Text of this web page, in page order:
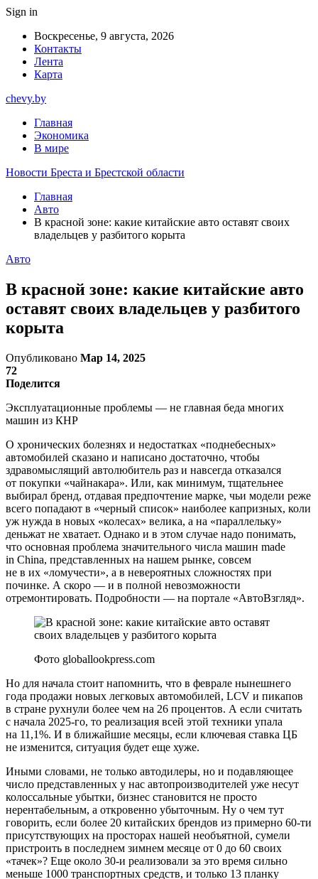
Sign in
Воскресенье, 9 августа, 2026
Контакты
Лента
Карта
chevy.by
Главная
Экономика
В мире
Новости Бреста и Брестской области
Главная
Авто
В красной зоне: какие китайские авто оставят своих
владельцев у разбитого корыта
Авто
В красной зоне: какие китайские авто
оставят своих владельцев у разбитого
корыта
Опубликовано Мар 14, 2025
72
Поделится
Эксплуатационные проблемы — не главная беда многих
машин из КНР
О хронических болезнях и недостатках «поднебесных»
автомобилей сказано и написано достаточно, чтобы
здравомыслящий автолюбитель раз и навсегда отказался
от покупки «чайнакара». Или, как минимум, тщательнее
выбирал бренд, отдавая предпочтение марке, чьи модели реже
всего попадают в «черный список» наиболее капризных, коли
уж нужда в новых «колесах» велика, а на «параллельку»
деньжат не хватает. Однако и в этом случае надо понимать,
что основная проблема значительного числа машин made
in China, представленных на нашем рынке, совсем
не в их «ломучести», а в невероятных сложностях при
починке. А скоро — и в полной невозможности
отремонтировать. Подробности — на портале «АвтоВзгляд».
Фото globallookpress.com
Но для начала стоит напомнить, что в феврале нынешнего
года продажи новых легковых автомобилей, LCV и пикапов
в стране рухнули более чем на 26 процентов. А если считать
с начала 2025-го, то реализация всей этой техники упала
на 11,1%. И в ближайшие месяцы, если ключевая ставка ЦБ
не изменится, ситуация будет еще хуже.
Иными словами, не только автодилеры, но и подавляющее
число представленных у нас автопроизводителей уже несут
колоссальные убытки, бизнес становится не просто
нерентабельным, а откровенно убыточным. Ну о чем тут
говорить, если более 20 китайских брендов из примерно 60-ти
присутствующих на просторах нашей необъятной, сумели
пристроить в последнем зимнем месяце от 0 до 60 своих
«тачек»? Еще около 30-и реализовали за это время сильно
меньше 1000 транспортных средств, и только 13 планку